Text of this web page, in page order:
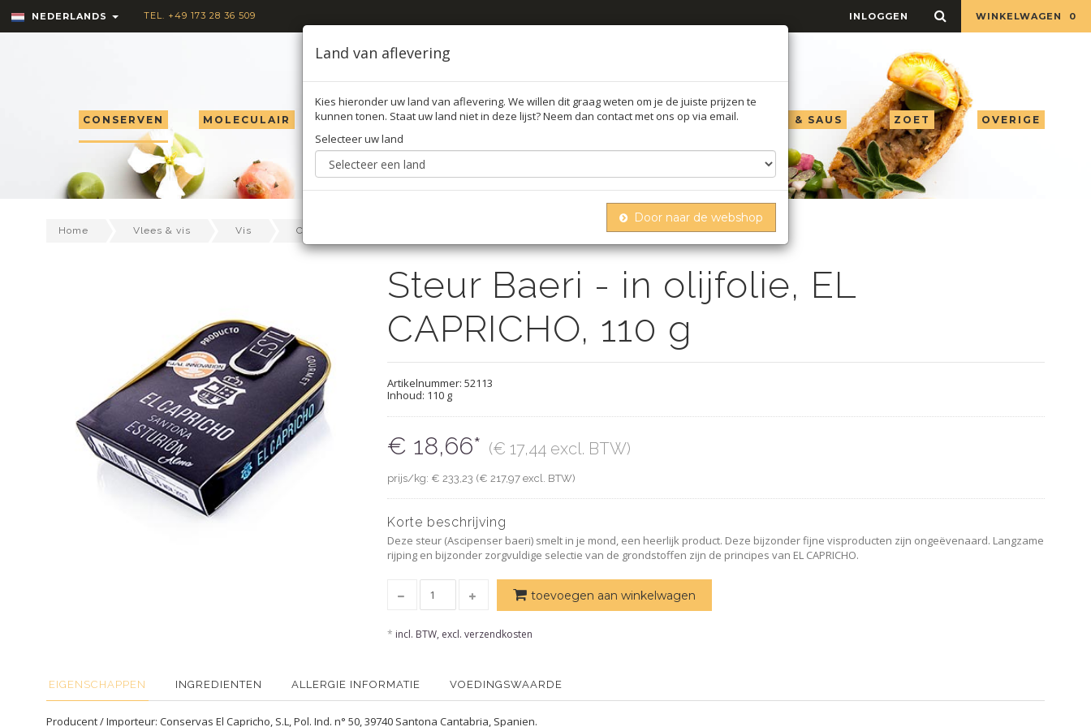
NEDERLANDS TEL. +49 173 28 36 509 WINKELWAGEN 0
INLOGGEN
CONSERVEN MOLECULAIR TRUFFEL OLIE AZIJN & SAUS ZOET OVERIGE
Home Vlees & vis Vis Conserven Steur baeri - in olijfolie, el capricho, 110 g
Steur Baeri - in olijfolie, EL
CAPRICHO, 110 g
Artikelnummer: 52113
Inhoud: 110 g
€ 18,66* (€ 17,44 excl. BTW)
prijs/kg: € 233,23 (€ 217,97 excl. BTW)
Korte beschrijving
Deze steur (Ascipenser baeri) smelt in je mond, een heerlijk product. Deze bijzonder fijne visproducten zijn ongeëvenaard. Langzame
rijping en bijzonder zorgvuldige selectie van de grondstoffen zijn de principes van EL CAPRICHO.
toevoegen aan winkelwagen
* incl. BTW, excl. verzendkosten
EIGENSCHAPPEN INGREDIENTEN ALLERGIE INFORMATIE VOEDINGSWAARDE
Producent / Importeur: Conservas El Capricho, S.L, Pol. Ind. n° 50, 39740 Santona Cantabria, Spanien.
Land van aflevering
Kies hieronder uw land van aflevering. We willen dit graag weten om je de juiste prijzen te
kunnen tonen. Staat uw land niet in deze lijst? Neem dan contact met ons op via email.
Selecteer uw land
Door naar de webshop